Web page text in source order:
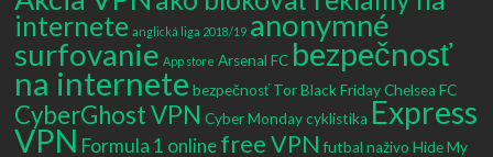
internete anglická liga 2018/19 anonymné
surfovanie App store Arsenal FC bezpečnosť
na internete bezpečnosť Tor Black Friday Chelsea FC
CyberGhost VPN Cyber Monday cyklistika Express
VPN Formula 1 onlinefree VPN futbal naživo Hide My